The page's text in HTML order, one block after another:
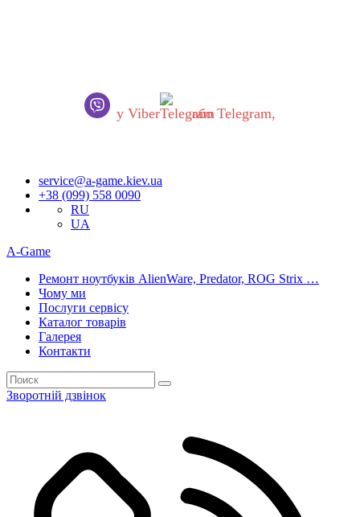
у Viber або Telegram,
service@a-game.kiev.ua
+38 (099) 558 0090
RU
UA
A-Game
Ремонт ноутбуків AlienWare, Predator, ROG Strix …
Чому ми
Послуги сервісу
Каталог товарів
Галерея
Контакти
Зворотній дзвінок